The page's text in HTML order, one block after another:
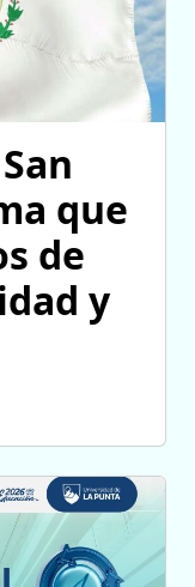
que
de
y